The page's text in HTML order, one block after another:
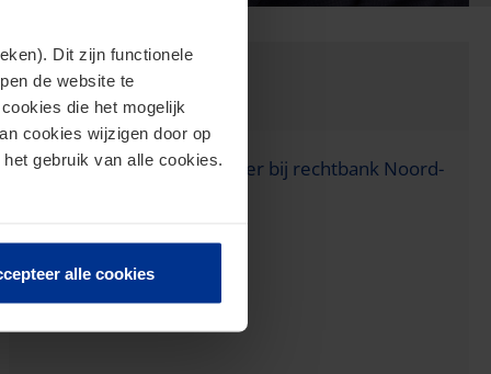
Dit zijn functionele
de website te
die het mogelijk
cookies wijzigen door op
gebruik van alle cookies.
alle cookies
Nevenfuncties
Rechter-plaatsvervanger bij rechtbank Noord-